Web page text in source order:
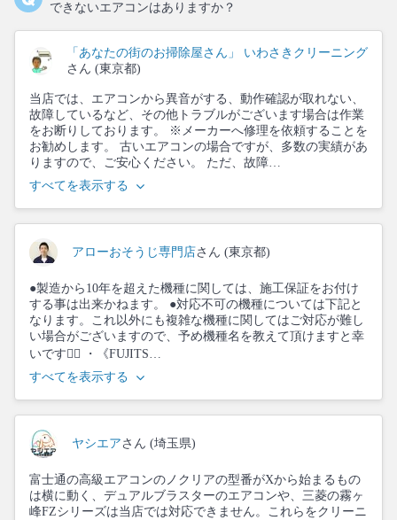
できないエアコンはありますか？
「あなたの街のお掃除屋さん」 いわさきクリーニング
さん (東京都)
当店では、エアコンから異音がする、動作確認が取れない、
故障しているなど、その他トラブルがございます場合は作業
をお断りしております。 ※メーカーへ修理を依頼することを
お勧めします。 古いエアコンの場合ですが、多数の実績があ
りますので、ご安心ください。 ただ、故障…
すべてを表示する
アローおそうじ専門店さん (東京都)
●製造から10年を超えた機種に関しては、施工保証をお付け
する事は出来かねます。 ●対応不可の機種については下記と
なります。これ以外にも複雑な機種に関してはご対応が難し
い場合がございますので、予め機種名を教えて頂けますと幸
いです🙇‍♂️ ・《FUJITS…
すべてを表示する
ヤシエア さん (埼玉県)
富士通の高級エアコンのノクリアの型番がXから始まるもの
は横に動く、デュアルブラスターのエアコンや、三菱の霧ヶ
峰FZシリーズは当店では対応できません。これらをクリーニ